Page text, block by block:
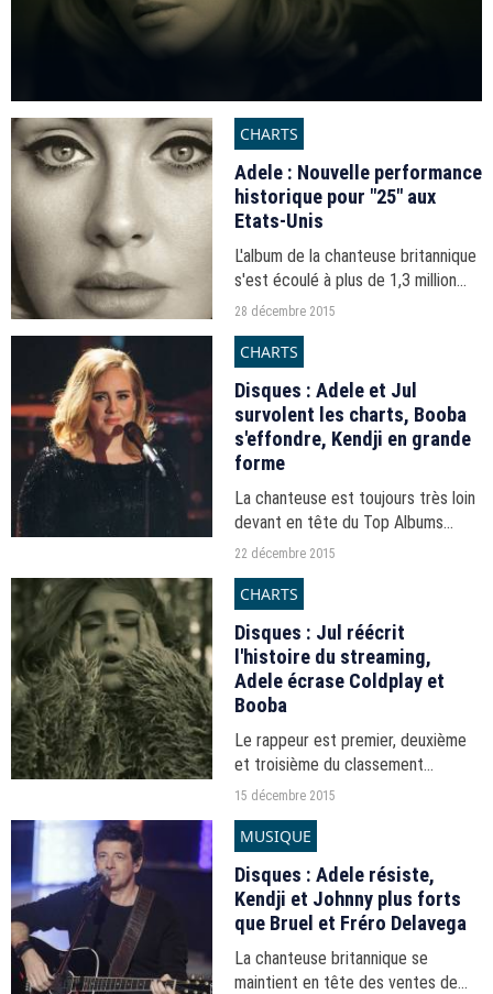
CHARTS
Adele : Nouvelle performance
historique pour "25" aux
Etats-Unis
L'album de la chanteuse britannique
s'est écoulé à plus de 1,3 million
d'exemplaires la semaine avant
28 décembre 2015
CHARTS
Disques : Adele et Jul
survolent les charts, Booba
s'effondre, Kendji en grande
forme
La chanteuse est toujours très loin
devant en tête du Top Albums
tandis que Jul impressionne à
22 décembre 2015
CHARTS
Disques : Jul réécrit
l'histoire du streaming,
Adele écrase Coldplay et
Booba
Le rappeur est premier, deuxième
et troisième du classement
streaming et signe un démarrage
si Adele est toujours loin devant.
15 décembre 2015
MUSIQUE
Disques : Adele résiste,
Kendji et Johnny plus forts
que Bruel et Fréro Delavega
La chanteuse britannique se
maintient en tête des ventes de